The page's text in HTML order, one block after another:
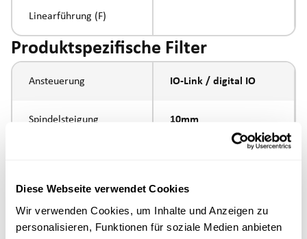
Diese Webseite verwendet Cookies
Wir verwenden Cookies, um Inhalte und Anzeigen zu
personalisieren, Funktionen für soziale Medien anbieten
Linearführung (F)
Produktspezifische Filter
Ansteuerung IO-Link / digital IO
Spindelsteigung 10mm
Kolbenstangen-
Anbindung
Innengewinde M10